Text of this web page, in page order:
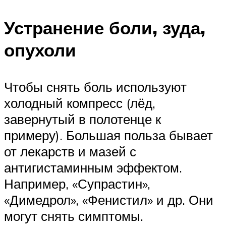
Устранение боли, зуда,
опухоли
Чтобы снять боль используют
холодный компресс (лёд,
завернутый в полотенце к
примеру). Большая польза бывает
от лекарств и мазей с
антигистаминным эффектом.
Например, «Супрастин»,
«Димедрол», «Фенистил» и др. Они
могут снять симптомы.